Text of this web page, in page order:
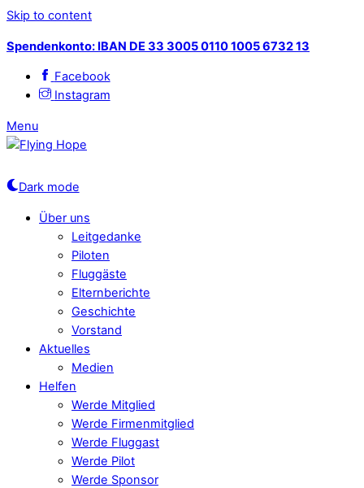
Skip to content
Spendenkonto: IBAN DE 33 3005 0110 1005 6732 13
Facebook
Instagram
Menu
Dark mode
Über uns
Leitgedanke
Piloten
Fluggäste
Elternberichte
Geschichte
Vorstand
Aktuelles
Medien
Helfen
Werde Mitglied
Werde Firmenmitglied
Werde Fluggast
Werde Pilot
Werde Sponsor